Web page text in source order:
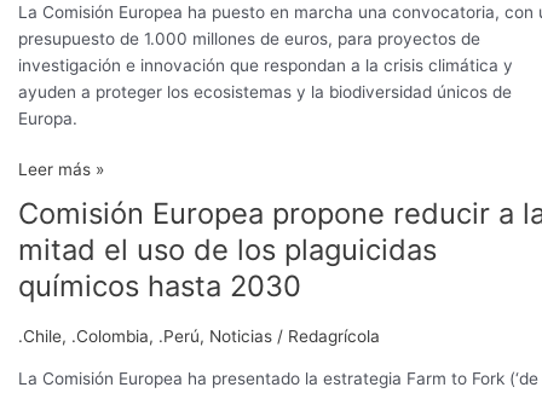
La Comisión Europea ha puesto en marcha una convocatoria, con
presupuesto de 1.000 millones de euros, para proyectos de
investigación e innovación que respondan a la crisis climática y
ayuden a proteger los ecosistemas y la biodiversidad únicos de
Europa.
Leer más »
Comisión Europea propone reducir a
mitad el uso de los plaguicidas
químicos hasta 2030
.Chile, .Colombia, .Perú, Noticias / Redagrícola
La Comisión Europea ha presentado la estrategia Farm to Fork (‘de
Comisión
Europea
propone
reducir
la
mitad